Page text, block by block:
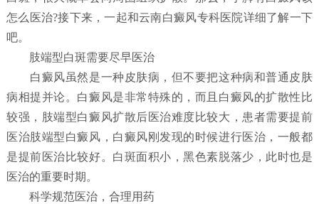
怎么医治?接下来，一起和云南白癜风专科医院详细了解一下
吧。
肢端型白斑需要尽早医治
白癜风虽然是一种皮肤病，但不要把这种病和普通皮肤
病相提并论。白癜风是非常特殊的，而且白癜风的扩散性比
较强，肢端型白癜风扩散后医治难度比较大，患者需要提前
医治肢端型白癜风，白癜风刚发现的时候进行医治，一般都
是提前医治比较好。白斑面积小，黑色素脱落少，此时也是
医治的重要时期。
科学规范医治，合理用药